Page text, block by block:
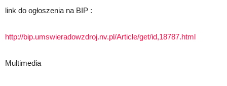
link do ogłoszenia na BIP :
http://bip.umswieradowzdroj.nv.pl/Article/get/id,18787.html
Multimedia